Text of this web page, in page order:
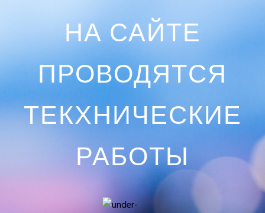
НА САЙТЕ
ПРОВОДЯТСЯ
ТЕКХНИЧЕСКИЕ
РАБОТЫ